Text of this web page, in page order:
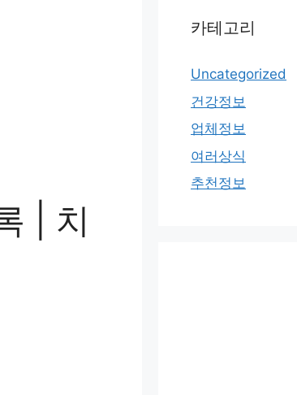
| 치
카테고리
Uncategorized
건강정보
업체정보
여러상식
추천정보